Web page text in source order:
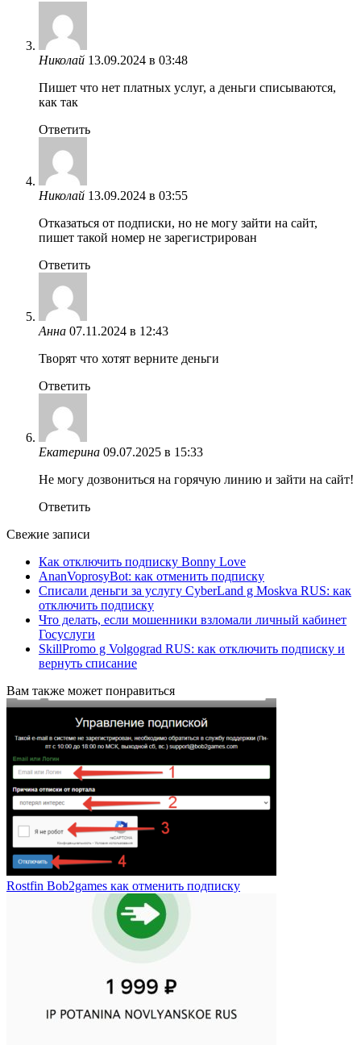
Николай 13.09.2024 в 03:48
Пишет что нет платных услуг, а деньги списываются,
как так
Ответить
Николай 13.09.2024 в 03:55
Отказаться от подписки, но не могу зайти на сайт,
пишет такой номер не зарегистрирован
Ответить
Анна 07.11.2024 в 12:43
Творят что хотят верните деньги
Ответить
Екатерина 09.07.2025 в 15:33
Не могу дозвониться на горячую линию и зайти на сайт!
Ответить
Свежие записи
Как отключить подписку Bonny Love
AnanVoprosyBot: как отменить подписку
Списали деньги за услугу CyberLand g Moskva RUS: как
отключить подписку
Что делать, если мошенники взломали личный кабинет
Госуслуги
SkillPromo g Volgograd RUS: как отключить подписку и
вернуть списание
Вам также может понравиться
Rostfin Bob2games как отменить подписку